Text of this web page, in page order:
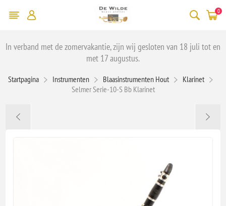
0
In verband met de zomervakantie, zijn wij gesloten van 18 juli tot en
met 17 augustus.
Startpagina Instrumenten Blaasinstrumenten Hout
Klarinet
Selmer Serie-10-S Bb Klarinet